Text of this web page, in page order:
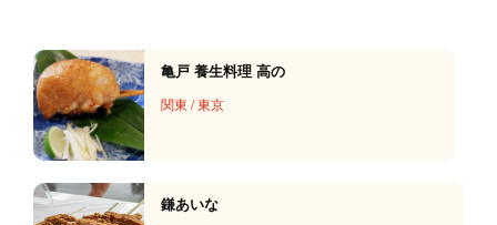
亀戸 養生料理 高の
関東 /東京
鎌あいな